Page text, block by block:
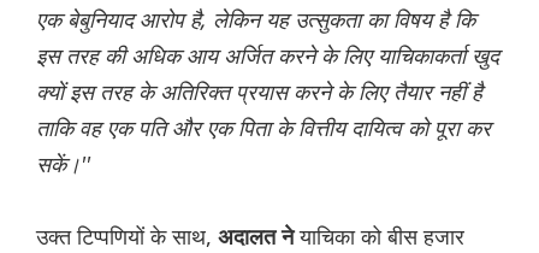
एक बेबुनियाद आरोप है, लेकिन यह उत्सुकता का विषय है कि
इस तरह की अधिक आय अर्जित करने के लिए याचिकाकर्ता खुद
क्यों इस तरह के अतिरिक्त प्रयास करने के लिए तैयार नहीं है
ताकि वह एक पति और एक पिता के वित्तीय दायित्व को पूरा कर
सकें।''
उक्त टिप्पणियों के साथ, अदालत नेयाचिका को बीस हजार